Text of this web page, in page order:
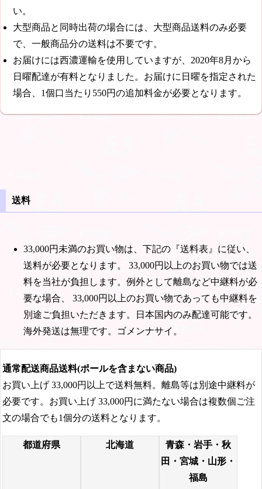
い。
大型商品と同時出荷の場合には、大型商品送料のみ必要
で、一般商品分の送料は不要です。
お届けには西濃運輸を使用していますが、2020年8月から
日曜配達が有料となりました。お届けに日曜を指定された
場合、1個口当たり 550円の追加料金が必要となります。
送料
33,000円 未満のお買い物は、下記の『送料表』に従い、
送料が必要となります。
33,000円 以上のお買い物では送
料を当社が負担します。例外として離島など中継料が必
要な場合、
33,000円 以上のお買い物であっても中継料を
別途ご負担いただきます。日本国内のみ配達可能です。
海外発送は無理です。ゴメンナサイ。
通常配送商品送料(ポールを含まない商品)
お買い上げ 33,000円 以上で送料無料。離島等は別途中継料が
必要です。お買い上げ 33,000円 に満たない場合は複数個ご注
文の場合でも1個分の送料となります。
都道府県 北海道
青森・岩手・秋
田・宮城・山形・
福島